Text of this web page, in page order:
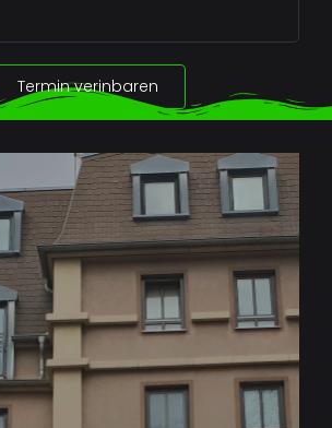
Termin verinbaren